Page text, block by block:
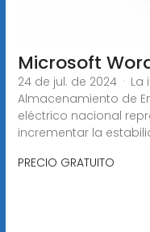
Microsoft
24 de jul. de 2024 ·
Almacenamiento de
eléctrico nacional
incrementar la
PRECIO GRATUITO